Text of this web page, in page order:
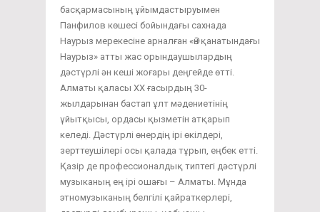
басқармасының ұйымдастыруымен
Панфилов көшесі бойындағы сахнада
Наурыз мерекесіне арналған «Ән қанатындағы
Наурыз» атты жас орындаушылардың
дәстүрлі ән кеші жоғары деңгейде өтті.
Алматы қаласы ХХ ғасырдың 30-
жылдарынан бастап ұлт мәдениетінің
ұйытқысы, ордасы қызметін атқарып
келеді. Дәстүрлі өнердің ірі өкілдері,
зерттеушілері осы қалада тұрып, еңбек етті.
Қазір де профессионалдық типтегі дәстүрлі
музыканың ең ірі ошағы – Алматы. Мұнда
этномузыканың белгілі қайраткерлері,